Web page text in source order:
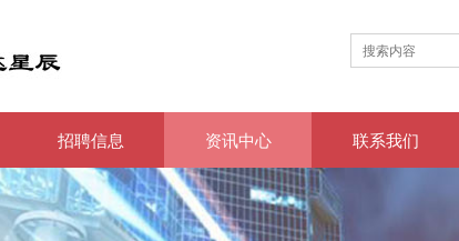
招聘信息 资讯中心 联系我们